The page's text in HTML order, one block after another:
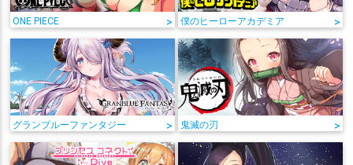
ONE PIECE > 僕のヒーローアカデミア >
グランブルーファンタジー > 鬼滅の刃 >